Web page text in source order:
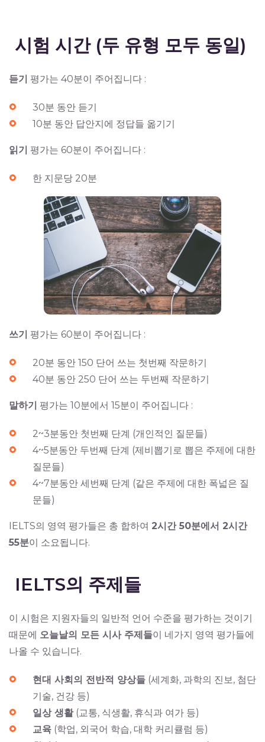
시험 시간 (두 유형 모두 동일)
듣기 평가는 40분이 주어집니다 :
30분 동안 듣기
10분 동안 답안지에 정답들 옮기기
읽기 평가는 60분이 주어집니다 :
한 지문당 20분
쓰기 평가는 60분이 주어집니다 :
20분 동안 150 단어 쓰는 첫번째 작문하기
40분 동안 250 단어 쓰는 두번째 작문하기
말하기 평가는 10분에서 15분이 주어집니다 :
2~3분동안 첫번째 단계 (개인적인 질문들)
4~5분동안 두번째 단계 (제비뽑기로 뽑은 주제에 대한
질문들)
4~7분동안 세번째 단계 (같은 주제에 대한 폭넓은 질
문들)
IELTS의 영역 평가들은 총 합하여 2시간 50분에서 2시간
55분이 소요됩니다.
IELTS의 주제들
이 시험은 지원자들의 일반적 언어 수준을 평가하는 것이기
때문에 오늘날의 모든 시사 주제들이 네가지 영역 평가들에
나올 수 있습니다.
현대 사회의 전반적 양상들 (세계화, 과학의 진보, 첨단
기술, 건강 등)
일상 생활(교통, 식생활, 휴식과 여가 등)
교육 (학업, 외국어 학습, 대학 커리큘럼 등)